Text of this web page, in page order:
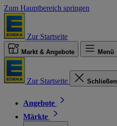
Zum Hauptbereich springen
Zur Startseite
Markt & Angebote Menü
Zur Startseite Schließen
Angebote
Märkte